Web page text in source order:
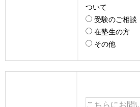
ついて
受験のご相談
在塾生の方
その他